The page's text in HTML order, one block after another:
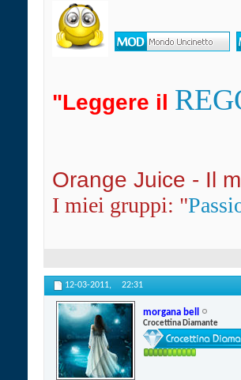
"Leggere il
Orange Juice - Il
I miei gruppi: "
12-03-2011, 22:31
morgana bell
Crocettina Diamante